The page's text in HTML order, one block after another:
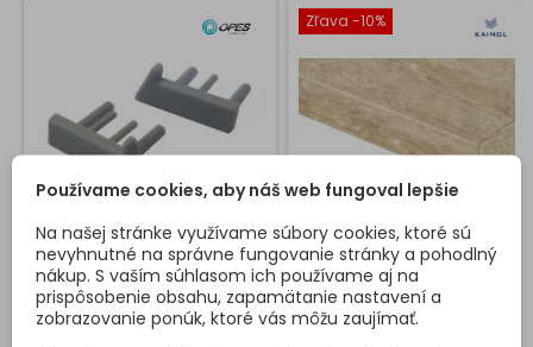
SADA KONCOVIEK K
PROFILU NA ZÁSTENU 10MM
/ ŠEDÁ
Sada koncoviek k profilu na
Zľava -10%
PRACOVNÁ DOSKA KAINDL
TIBUR / 37910 PE
Pracovná doska s hrúbkou
Používame cookies, aby náš web fungoval lepšie
Na našej stránke využívame súbory cookies, ktoré sú
nevyhnutné na správne fungovanie stránky a pohodlný
nákup. S vaším súhlasom ich používame aj na
prispôsobenie obsahu, zapamätanie nastavení a
zobrazovanie ponúk, ktoré vás môžu zaujímať.